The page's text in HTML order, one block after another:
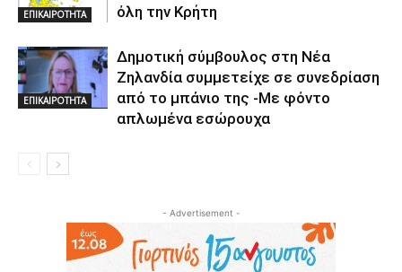
ΕΠΙΚΑΙΡΟΤΗΤΑ
όλη την Κρήτη
ΕΠΙΚΑΙΡΟΤΗΤΑ
Δημοτική σύμβουλος στη Νέα
Ζηλανδία συμμετείχε σε συνεδρίαση
από το μπάνιο της -Με φόντο
απλωμένα εσώρουχα
- Advertisement -